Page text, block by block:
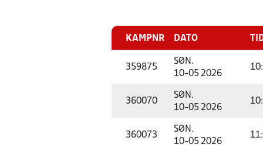
KAMPNR DATO
359875
SØN.
10-05 2026
360070
SØN.
10-05 2026
360073
SØN.
10-05 2026